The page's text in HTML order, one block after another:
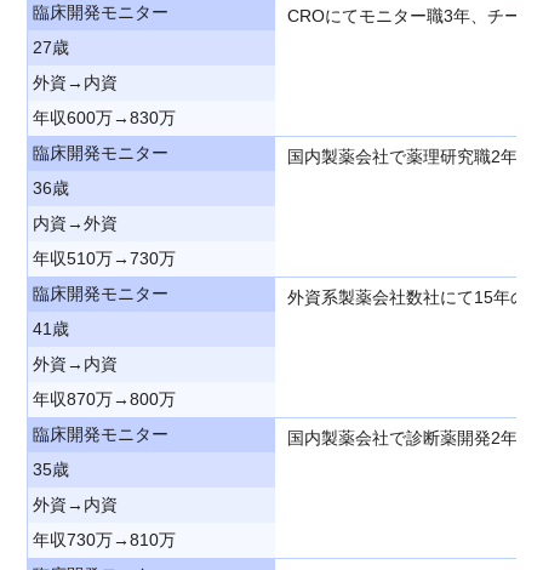
臨床開発モニター
CROにてモニター職3年、チー
27歳
外資→内資
年収600万→830万
臨床開発モニター
国内製薬会社で薬理研究職2年
36歳
内資→外資
年収510万→730万
臨床開発モニター
外資系製薬会社数社にて15年の
41歳
外資→内資
年収870万→800万
臨床開発モニター
国内製薬会社で診断薬開発2年
35歳
外資→内資
年収730万→810万